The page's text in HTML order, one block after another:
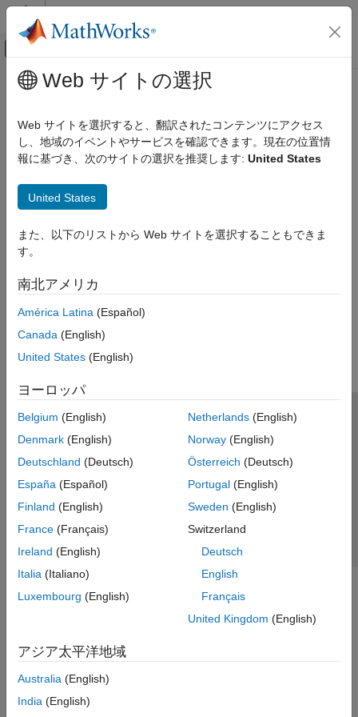
コンテンツへスキップ
オフキャンバス ナビゲーション メ
ドキュメンテーションのホーム
メインコンテンツ
How useful was this information?
Web サイトの選択
Web サイトを選択すると、翻訳されたコンテンツにアクセス
し、地域のイベントやサービスを確認できます。現在の位置情
報に基づき、次のサイトの選択を推奨します: United States
United States
また、以下のリストから Web サイトを選択することもできま
す。
南北アメリカ
América Latina (Español)
Canada (English)
United States (English)
ヨーロッパ
Belgium (English)
Denmark (English)
Deutschland (Deutsch)
España (Español)
Finland (English)
France (Français)
Ireland (English)
Italia (Italiano)
Luxembourg (English)
Netherlands(English)
Norway(English)
Österreich (Deutsch)
Portugal(English)
Sweden (English)
Switzerland
Deutsch
English
Français
United Kingdom (English)
アジア太平洋地域
Australia (English)
India (English)
トラストセンター
プライバシー ポリシー
違法コピー防止
アプリケーション ステータス
© 1994-2026 The MathWorks, Inc.